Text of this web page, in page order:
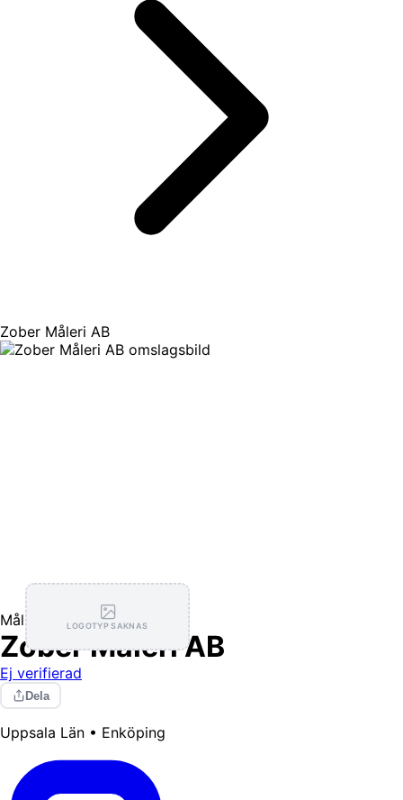
Zober Måleri AB
LOGOTYP SAKNAS
Målning / Tapetsering
Zober Måleri AB
Ej verifierad
Dela
Uppsala Län • Enköping